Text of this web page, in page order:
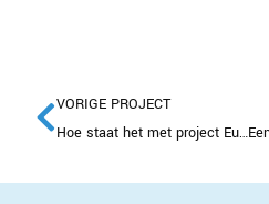
VORIGE PROJECT
Hoe staat het met project EuroParcs Enkhuizer Strand?